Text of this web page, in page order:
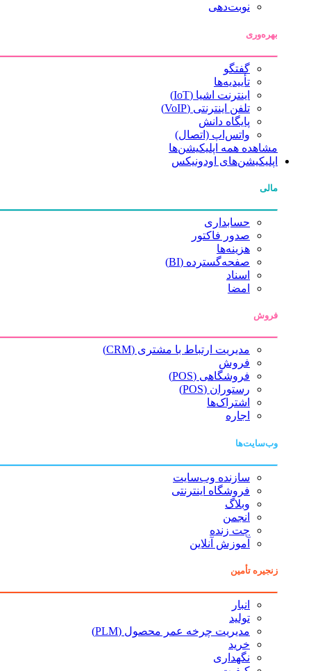
نوبت‌دهی
بهره‌وری
گفتگو
تأییدیه‌ها
اینترنت اشیا (IoT)
تلفن اینترنتی (VoIP)
پایگاه دانش
واتس‌اپ (اتصال)
مشاهده همه اپلیکیشن‌ها
اپلیکیشن‌های اودونیکس
مالی
حسابداری
صدور فاکتور
هزینه‌ها
صفحه‌گسترده (BI)
اسناد
امضا
فروش
مدیریت ارتباط با مشتری (CRM)
فروش
فروشگاهی (POS)
رستوران (POS)
اشتراک‌ها
اجاره
وب‌سایت‌ها
سازنده وب‌سایت
فروشگاه اینترنتی
وبلاگ
انجمن
چت زنده
آموزش آنلاین
زنجیره تأمین
انبار
تولید
مدیریت چرخه عمر محصول (PLM)
خرید
نگهداری